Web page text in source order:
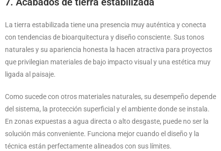
La tierra estabilizada tiene una presencia muy auténtica y conecta
con tendencias de bioarquitectura y diseño consciente. Sus tonos
naturales y su apariencia honesta la hacen atractiva para proyectos
que privilegian materiales de bajo impacto visual y una estética muy
ligada al paisaje.
Como sucede con otros materiales naturales, su desempeño depende
del sistema, la protección superficial y el ambiente donde se instala.
En zonas expuestas a agua directa o alto desgaste, puede no ser la
solución más conveniente. Funciona mejor cuando el diseño y la
técnica están perfectamente alineados con sus límites.